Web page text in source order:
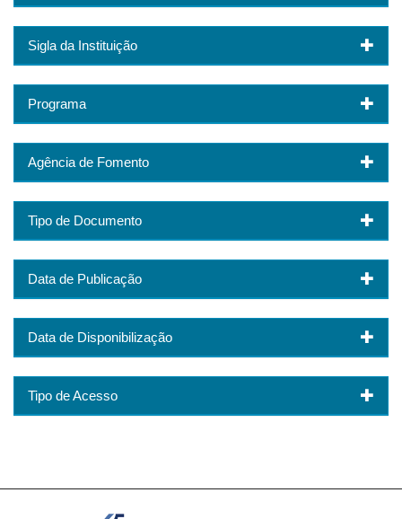
Sigla da Instituição
Programa
Agência de Fomento
Tipo de Documento
Data de Publicação
Data de Disponibilização
Tipo de Acesso